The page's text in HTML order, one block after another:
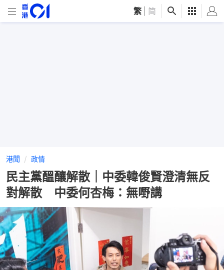
繁 简
港聞 政情
民主黨醞釀解散｜中委韓俊賢澄清無反
對解散 中委何杏梅：無嘢講